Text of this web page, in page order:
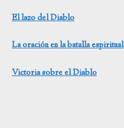
El lazo del Diablo
La oración en la batalla espiritual
Victoria sobre el Diablo